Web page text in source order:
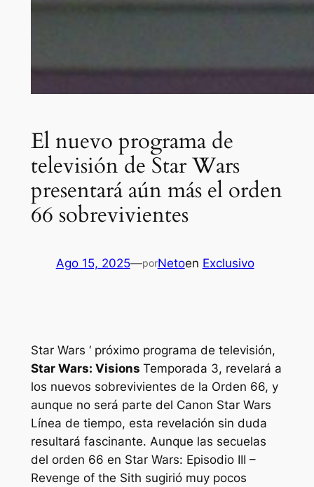
El nuevo programa de
televisión de Star Wars
presentará aún más el orden
66 sobrevivientes
Ago 15, 2025—porNetoen Exclusivo
Star Wars ‘ próximo programa de televisión,
Star Wars: Visions Temporada 3, revelará a
los nuevos sobrevivientes de la Orden 66, y
aunque no será parte del Canon Star Wars
Línea de tiempo, esta revelación sin duda
resultará fascinante. Aunque las secuelas
del orden 66 en Star Wars: Episodio III –
Revenge of the Sith sugirió muy pocos